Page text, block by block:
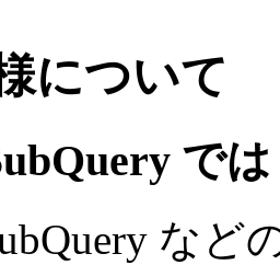
について
では
など